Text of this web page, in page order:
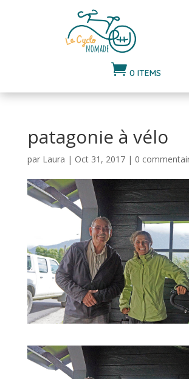
 0 ITEMS
patagonie à vélo
par Laura | Oct 31, 2017| 0